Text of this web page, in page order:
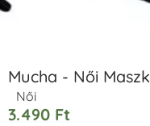
Mucha - Női Maszk
Női
3.490 Ft